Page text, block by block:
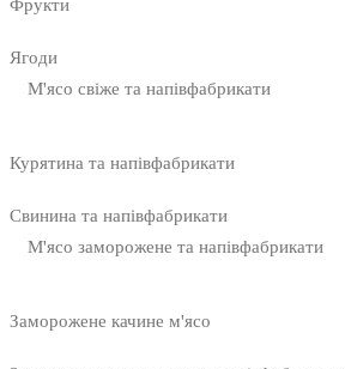
Фрукти
Ягоди
М'ясо свіже та напівфабрикати
Курятина та напівфабрикати
Свинина та напівфабрикати
М'ясо заморожене та напівфабрикати
Заморожене качине м'ясо